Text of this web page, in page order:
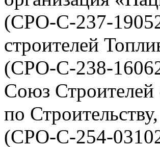
(СРО-С-237-
строителей
(СРО-С-238-
Союз
по
(СРО-С-254-